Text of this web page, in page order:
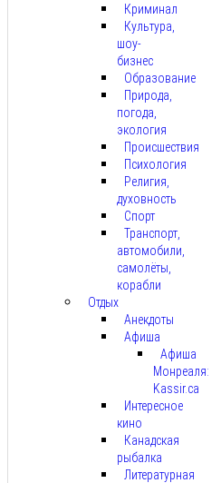
Криминал
Культура,
шоу-
бизнес
Образование
Природа,
погода,
экология
Происшествия
Психология
Религия,
духовность
Спорт
Транспорт,
автомобили,
самолёты,
корабли
Отдых
Анекдоты
Афиша
Афиша
Монреаля:
Kassir.ca
Интересное
кино
Канадская
рыбалка
Литературная